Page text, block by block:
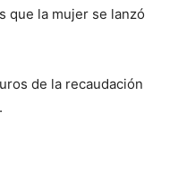
que la mujer se lanzó
de la recaudación